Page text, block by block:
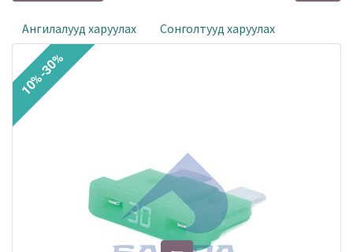
Ангилалууд харуулах Сонголтууд харуулах
10%-30%